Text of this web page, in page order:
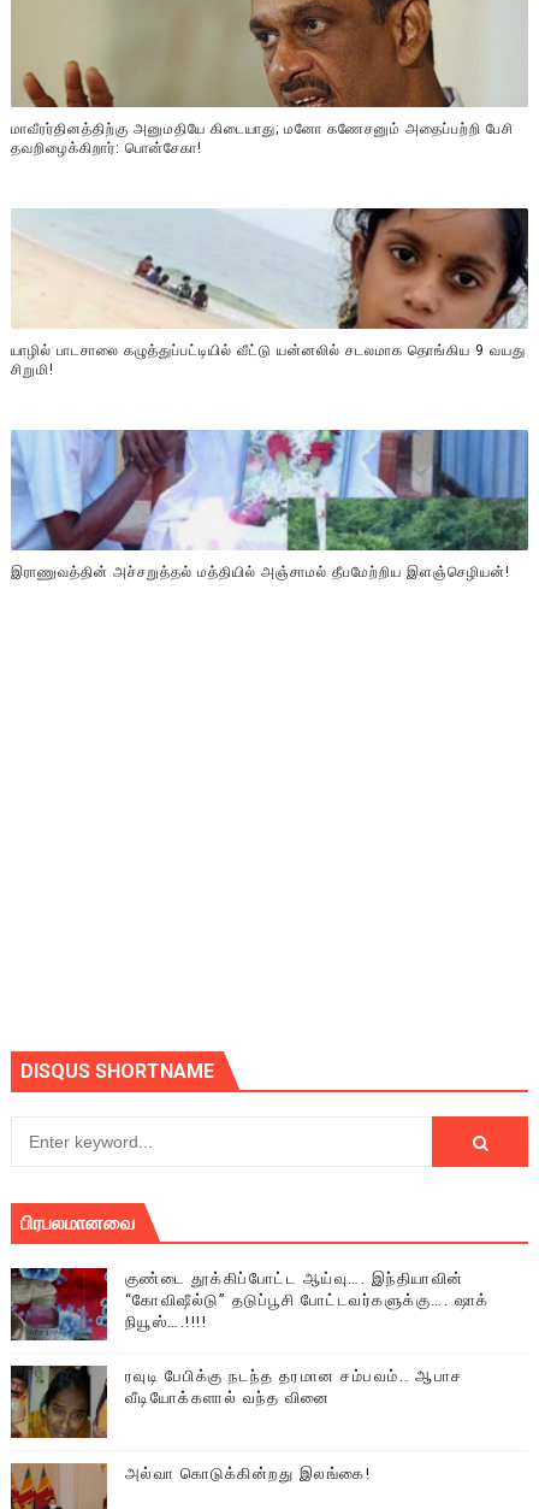
மாவீரர்தினத்திற்கு அனுமதியே கிடையாது; மனோ கணேசனும் அதைப்பற்றி பேசி
தவறிழைக்கிறார்: பொன்சேகா!
யாழில் பாடசாலை கழுத்துப்பட்டியில் வீட்டு யன்னலில் சடலமாக தொங்கிய 9 வயது
சிறுமி!
இராணுவத்தின் அச்சறுத்தல் மத்தியில் அஞ்சாமல் தீபமேற்றிய இளஞ்செழியன்!
DISQUS SHORTNAME
பிரபலமானவை
குண்டை தூக்கிப்போட்ட ஆய்வு…. இந்தியாவின்
“கோவிஷீல்டு” தடுப்பூசி போட்டவர்களுக்கு…. ஷாக்
நியூஸ்….!!!!
ரவுடி பேபிக்கு நடந்த தரமான சம்பவம்.. ஆபாச
வீடியோக்களால் வந்த வினை
அல்வா கொடுக்கின்றது இலங்கை!